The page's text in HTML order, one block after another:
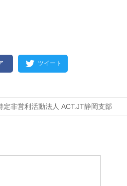
ツイート
定非営利活動法人 ACT.JT静岡支部